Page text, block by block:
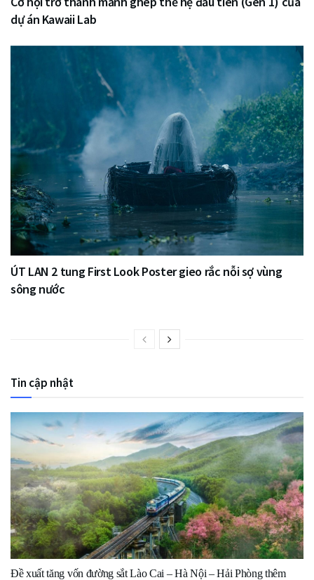
dự án Kawaii Lab
ÚT LAN 2 tung First Look Poster gieo rắc nỗi sợ vùng
sông nước
Tin cập nhật
Đề xuất tăng vốn đường sắt Lào Cai – Hà Nội – Hải Phòng thêm